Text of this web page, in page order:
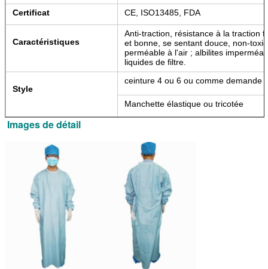
Certificat CE, ISO13485, FDA
Caractéristiques
Anti-traction, résistance à la traction
et bonne, se sentant douce, non-
perméable à l'air ; albilites
liquides de filtre.
Style
ceinture 4 ou 6 ou comme demande
Manchette élastique ou tricotée
Images de détail